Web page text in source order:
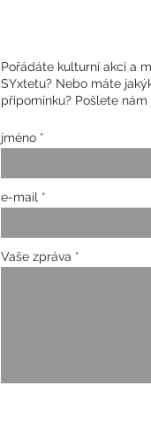
Pořádáte kulturní akci a
SYxtetu? Nebo máte
připomínku? Pošlete nám
jméno
e-mail
Vaše zpráva